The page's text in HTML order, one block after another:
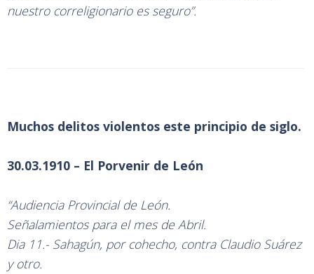
nuestro correligionario es seguro”.
Muchos delitos violentos este principio de siglo.
30.03.1910 – El Porvenir de León
“Audiencia Provincial de León.
Señalamientos para el mes de Abril.
Dia 11.- Sahagún, por cohecho, contra Claudio Suárez
y otro.